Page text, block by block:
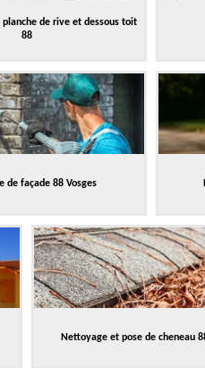
planche de rive et dessous toit
88
de façade 88 Vosges
Nettoyage et pose de cheneau